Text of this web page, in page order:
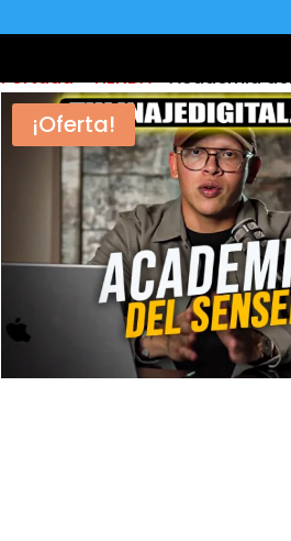
Portada»TIENDA»Academia
¡Oferta!